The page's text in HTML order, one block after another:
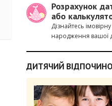
Розрахунок
або
Дізнайтесь
народження вашої
ДИТЯЧИЙ